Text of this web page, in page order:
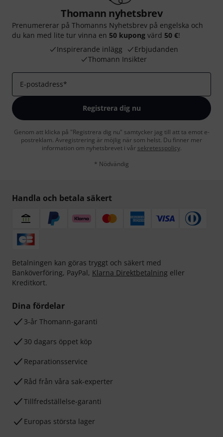
Thomann nyhetsbrev
Prenumererar på Thomanns Nyhetsbrev på engelska och
du kan med lite tur vinna en 50 kupong värd 50 €!
Inspirerande inlägg
Erbjudanden
Thomann Insikter
E-postadress*
Registrera dig nu
Genom att klicka på "Registrera dig nu" samtycker jag till att ta emot e-
postreklam. Avregistrering är möjlig när som helst. Du finner mer
information om nyhetsbrevet i vår sekretesspolicy.
* Nödvändig
Handla och betala säkert
Betalningen kan göras tryggt och säkert med
Banköverföring, PayPal, Klarna Direktbetalning eller
Kreditkort.
Dina fördelar
3-år Thomann-garanti
30 dagars öppet köp
Reparationsservice
Råd från våra sak-experter
Tillfredställelse-garanti
Europas största lager